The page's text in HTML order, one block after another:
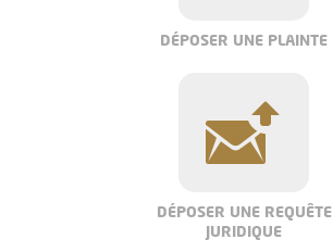
DÉPOSER UNE PLAINTE
DÉPOSER UNE REQUÊTE
JURIDIQUE